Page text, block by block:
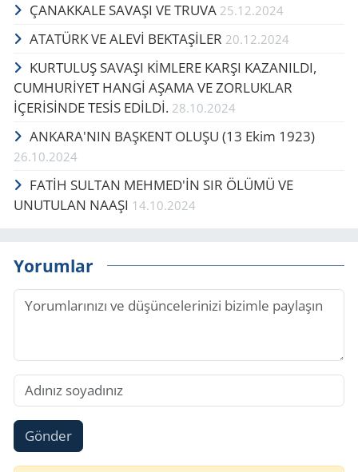
ÇANAKKALE SAVAŞI VE TRUVA 25.12.2024
ATATÜRK VE ALEVİ BEKTAŞİLER 20.12.2024
KURTULUŞ SAVAŞI KİMLERE KARŞI KAZANILDI,
CUMHURİYET HANGİ AŞAMA VE ZORLUKLAR
İÇERİSİNDE TESİS EDİLDİ. 28.10.2024
ANKARA'NIN BAŞKENT OLUŞU (13 Ekim 1923)
26.10.2024
FATİH SULTAN MEHMED'İN SIR ÖLÜMÜ VE
UNUTULAN NAAŞI 14.10.2024
Yorumlar
Gönder